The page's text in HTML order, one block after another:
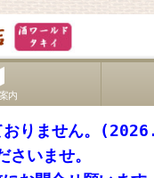
内
りません。
さいませ。